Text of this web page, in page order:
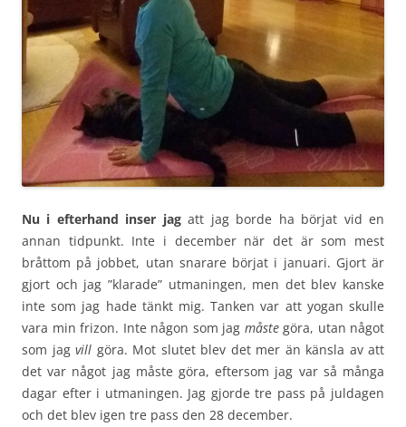
Nu i efterhand inser jagatt jag borde ha börjat vid en
annan tidpunkt. Inte i december när det är som mest
bråttom på jobbet, utan snarare börjat i januari. Gjort är
gjort och jag ”klarade” utmaningen, men det blev kanske
inte som jag hade tänkt mig. Tanken var att yogan skulle
vara min frizon. Inte någon som jag måstegöra, utan något
som jagvill göra. Mot slutet blev det mer än känsla av att
det var något jag måste göra, eftersom jag var så många
dagar efter i utmaningen. Jag gjorde tre pass på juldagen
och det blev igen tre pass den 28 december.